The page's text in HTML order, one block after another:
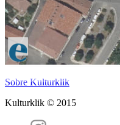
Sobre Kulturklik
Kulturklik © 2015